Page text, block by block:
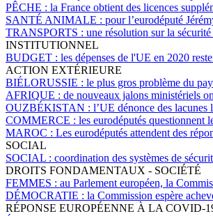
PÊCHE : la France obtient des licences
SANTÉ ANIMALE : pour l’eurodéputé
TRANSPORTS : une résolution sur la
INSTITUTIONNEL
BUDGET : les dépenses de l'UE en 2020
ACTION EXTÉRIEURE
BIÉLORUSSIE : le plus gros problème du
AFRIQUE : de nouveaux jalons ministériels
OUZBÉKISTAN : l’UE dénonce des lacunes
COMMERCE : les eurodéputés questionnent
MAROC : Les eurodéputés attendent des
SOCIAL
SOCIAL : coordination des systèmes de
DROITS FONDAMENTAUX - SOCIÉTÉ
FEMMES : au Parlement européen, la
DÉMOCRATIE : la Commission espère
RÉPONSE EUROPÉENNE À LA COVID-